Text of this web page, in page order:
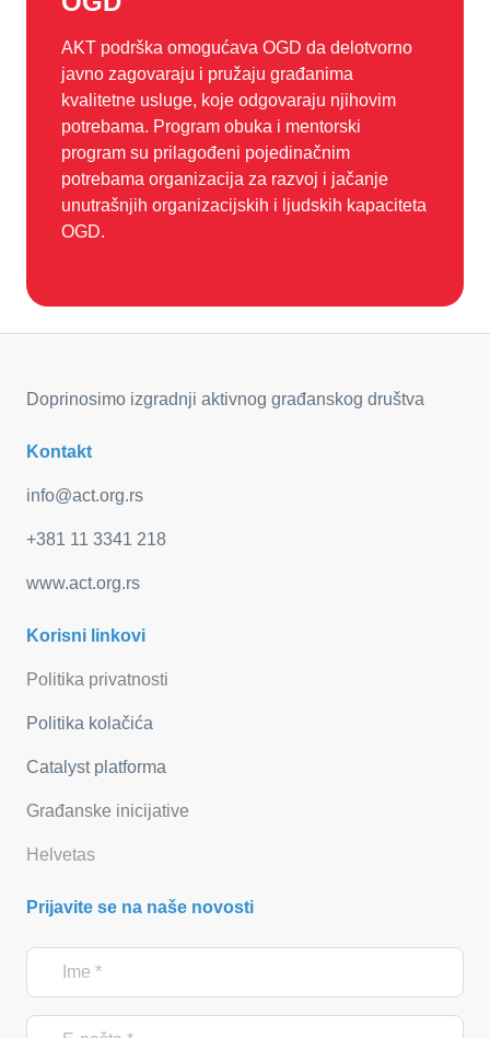
AKT podrška omogućava OGD da delotvorno
javno zagovaraju i pružaju građanima
kvalitetne usluge, koje odgovaraju njihovim
potrebama. Program obuka i mentorski
program su prilagođeni pojedinačnim
potrebama organizacija za razvoj i jačanje
unutrašnjih organizacijskih i ljudskih kapaciteta
OGD.
Doprinosimo izgradnji aktivnog građanskog društva
Kontakt
info@act.org.rs
+381 11 3341 218
www.act.org.rs
Korisni linkovi
Politika privatnosti
Politika kolačića
Catalyst platforma
Građanske inicijative
Helvetas
Prijavite se na naše novosti